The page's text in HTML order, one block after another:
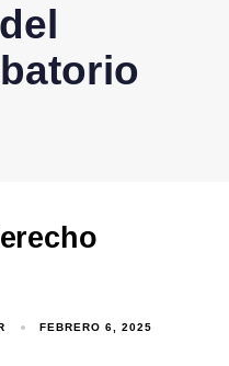
FEBRERO 6, 2025